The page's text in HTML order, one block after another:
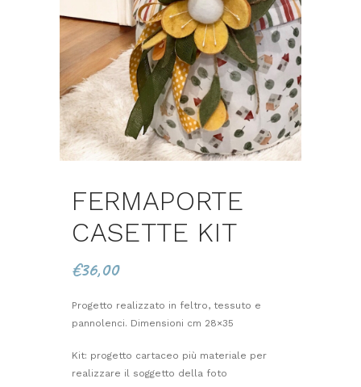
FERMAPORTE
CASETTE KIT
€36,00
Progetto realizzato in feltro, tessuto e
pannolenci. Dimensioni cm 28×35
Kit: progetto cartaceo più materiale per
realizzare il soggetto della foto